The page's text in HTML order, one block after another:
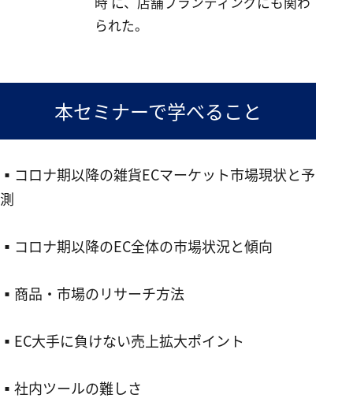
られた。
本セミナーで学べること
▪︎コロナ期以降の雑貨ECマーケット市場現状と予
測
▪︎コロナ期以降のEC全体の市場状況と傾向
▪︎商品・市場のリサーチ方法
▪︎EC大手に負けない売上拡大ポイント
▪︎社内ツールの難しさ